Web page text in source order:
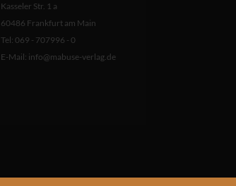
Kasseler Str. 1 a
60486 Frankfurt am Main
Tel: 069 - 707996 - 0
E-Mail: info@mabuse-verlag.de